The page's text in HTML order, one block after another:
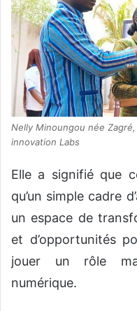
Nelly Minoungou née
innovation Labs
Elle a signifié que
qu’un simple cadre
un espace de
et d’opportunités
jouer un rôle
numérique.